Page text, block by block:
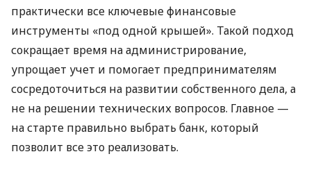
практически все ключевые финансовые
инструменты «под одной крышей». Такой подход
сокращает время на администрирование,
упрощает учет и помогает предпринимателям
сосредоточиться на развитии собственного дела, а
не на решении технических вопросов. Главное —
на старте правильно выбрать банк, который
позволит все это реализовать.